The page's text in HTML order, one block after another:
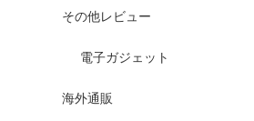
その他レビュー
電子ガジェット
海外通販